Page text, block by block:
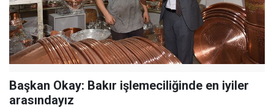
Başkan Okay: Bakır işlemeciliğinde en iyiler
arasındayız